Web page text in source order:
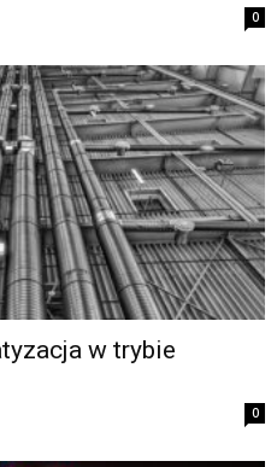
0
w trybie
0